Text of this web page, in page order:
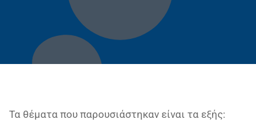
Τα θέματα που παρουσιάστηκαν είναι τα εξής: